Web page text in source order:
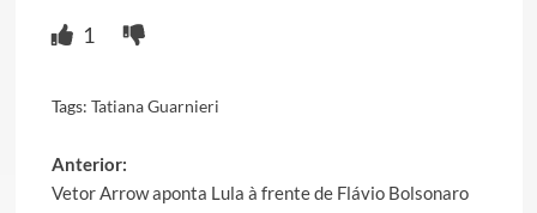
1
Tags: Tatiana Guarnieri
Post
Anterior:
Vetor Arrow aponta Lula à frente de Flávio Bolsonaro